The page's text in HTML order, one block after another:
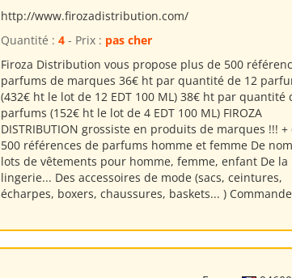
http://www.firozadistribution.com/
Quantité : 4- Prix : pas cher
Firoza Distribution vous propose plus de 500
parfums de marques 36€ ht par quantité de 12
(432€ ht le lot de 12 EDT 100 ML) 38€ ht par quantité
parfums (152€ ht le lot de 4 EDT 100 ML) FIROZA
DISTRIBUTION grossiste en produits de marques !!! +
500 références de parfums homme et femme De
lots de vêtements pour homme, femme, enfant De la
lingerie... Des accessoires de mode (sacs, ceintures,
écharpes, boxers, chaussures, baskets... )